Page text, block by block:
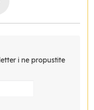
i ne propustite